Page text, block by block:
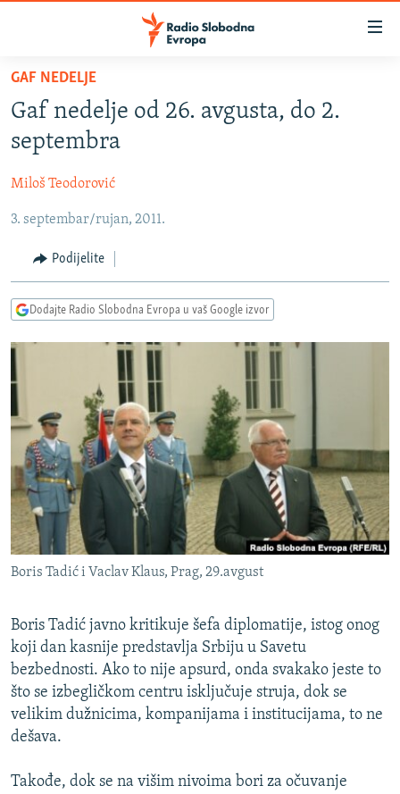
Pređite
glavni
sadržaj
Pređite
na
navigaciju
Pređite
pretragu
VIJESTI
BOSNA I HERCEGOVINA
SRBIJA
KOSOVO
CRNA GORA
VIZUELNO
FOTOGALERIJE
PODCASTI
RAT U UKRAJINI
KINA NA BALKANU
RSE PRIČE IZ SVIJETA
ISPRIČAJ MI
DNEVNO@RSE
SPECIJALI RSE
VIŠE OD NASLOVA
GENOCID U SREBRENICI
POPLAVE I KLIZIŠTA U BIH 2024.
POST SCRIPTUM
MOJA EVROPA
TRI DECENIJE OD RATA U BIH
SVE KARTE DEJTONA
NASTANAK I RASPAD JUGOSLAVIJE
PRATITE NAS
Sve RFE/RL stranice
GAF NEDELJE
Gaf nedelje od 26. avgusta, do 2.
septembra
Miloš Teodorović
3. septembar/rujan, 2011.
Podijelite
Dodajte Radio Slobodna Evropa u vaš Google izvor
Boris Tadić i Vaclav Klaus, Prag, 29.avgust
Boris Tadić javno kritikuje šefa diplomatije, istog onog
koji dan kasnije predstavlja Srbiju u Savetu
bezbednosti. Ako to nije apsurd, onda svakako jeste to
što se izbegličkom centru isključuje struja, dok se
velikim dužnicima, kompanijama i institucijama, to ne
dešava.
Takođe, dok se na višim nivoima bori za očuvanje